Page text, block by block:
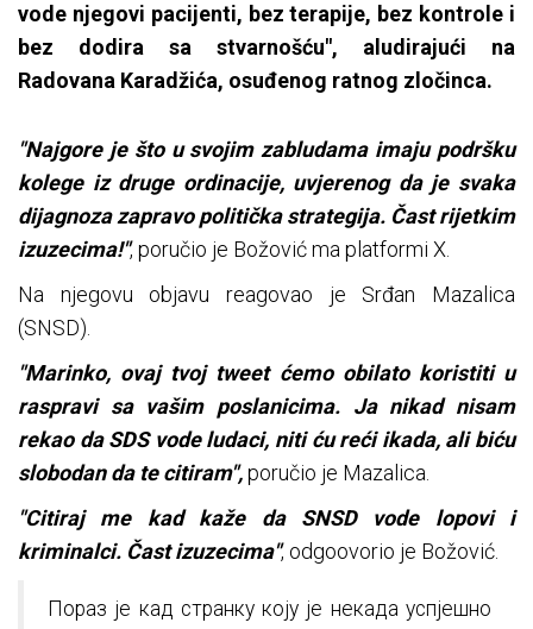
vode njegovi pacijenti, bez terapije, bez kontrole i
bez dodira sa stvarnošću", aludirajući na
Radovana Karadžića, osuđenog ratnog zločinca.
"Najgore je što u svojim zabludama imaju podršku
kolege iz druge ordinacije, uvjerenog da je svaka
dijagnoza zapravo politička strategija. Čast rijetkim
izuzecima!", poručio je Božović ma platformi X.
Na njegovu objavu reagovao je Srđan Mazalica
(SNSD).
"Marinko, ovaj tvoj tweet ćemo obilato koristiti u
raspravi sa vašim poslanicima. Ja nikad nisam
rekao da SDS vode ludaci, niti ću reći ikada, ali biću
slobodan da te citiram",poručio je Mazalica.
"Citiraj me kad kaže da SNSD vode lopovi i
kriminalci. Čast izuzecima", odgoovorio je Božović.
Пораз је кад странку коју је некада успјешно